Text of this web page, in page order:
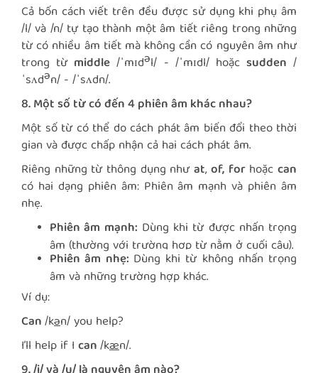
Cả bốn cách viết trên đều được sử dụng khi phụ âm
/l/ và /n/ tự tạo thành một âm tiết riêng trong những
từ có nhiều âm tiết mà không cần có nguyên âm như
trong từ middle /ˈmɪdəl/ - /ˈmɪdl/ hoặc sudden /
ˈsʌdən/ - /ˈsʌdn/.
8. Một số từ có đến 4 phiên âm khác nhau?
Một số từ có thể do cách phát âm biến đổi theo thời
gian và được chấp nhận cả hai cách phát âm.
Riêng những từ thông dụng nhưat, of, forhoặccan
có hai dạng phiên âm: Phiên âm mạnh và phiên âm
nhẹ.
Phiên âm mạnh: Dùng khi từ được nhấn trọng
âm (thường với trường hợp từ nằm ở cuối câu).
Phiên âm nhẹ: Dùng khi từ không nhấn trọng
âm và những trường hợp khác.
Ví dụ:
Can/kən/ you help?
I’ll help if I can/kæn/.